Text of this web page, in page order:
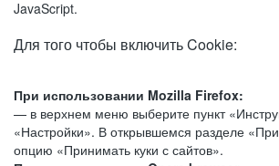
JavaScript.
Для того чтобы включить Cookie:
При использовании Mozilla Firefox:
— в верхнем меню выберите пункт
«Настройки». В открывшемся разделе
опцию «Принимать куки с сайтов».